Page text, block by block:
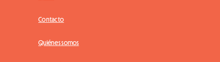
Contacto
Quiénes somos